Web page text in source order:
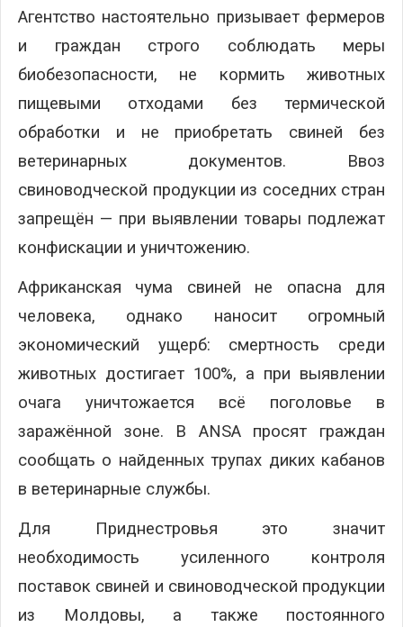
Агентство настоятельно призывает фермеров
и граждан строго соблюдать меры
биобезопасности, не кормить животных
пищевыми отходами без термической
обработки и не приобретать свиней без
ветеринарных документов. Ввоз
свиноводческой продукции из соседних стран
запрещён — при выявлении товары подлежат
конфискации и уничтожению.
Африканская чума свиней не опасна для
человека, однако наносит огромный
экономический ущерб: смертность среди
животных достигает 100%, а при выявлении
очага уничтожается всё поголовье в
заражённой зоне. В ANSA просят граждан
сообщать о найденных трупах диких кабанов
в ветеринарные службы.
Для Приднестровья это значит
необходимость усиленного контроля
поставок свиней и свиноводческой продукции
из Молдовы, а также постоянного